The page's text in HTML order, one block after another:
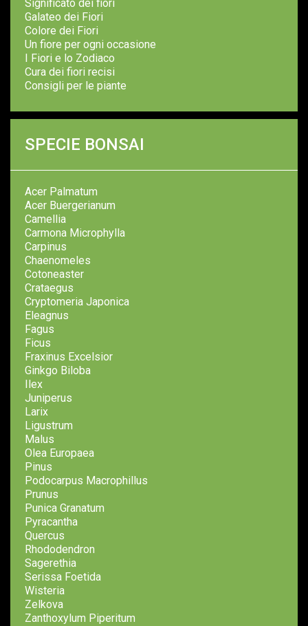
Significato dei fiori
Galateo dei Fiori
Colore dei Fiori
Un fiore per ogni occasione
I Fiori e lo Zodiaco
Cura dei fiori recisi
Consigli per le piante
SPECIE BONSAI
Acer Palmatum
Acer Buergerianum
Camellia
Carmona Microphylla
Carpinus
Chaenomeles
Cotoneaster
Crataegus
Cryptomeria Japonica
Eleagnus
Fagus
Ficus
Fraxinus Excelsior
Ginkgo Biloba
Ilex
Juniperus
Larix
Ligustrum
Malus
Olea Europaea
Pinus
Podocarpus Macrophillus
Prunus
Punica Granatum
Pyracantha
Quercus
Rhododendron
Sagerethia
Serissa Foetida
Wisteria
Zelkova
Zanthoxylum Piperitum